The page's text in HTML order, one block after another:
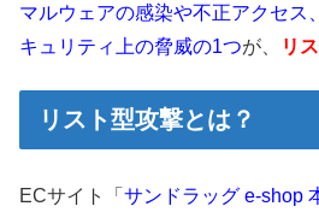
マルウェアの感染や不正アクセス
キュリティ上の脅威の1つが、 リ
リスト型攻撃とは？
ECサイト「 サンドラッグ e-shop